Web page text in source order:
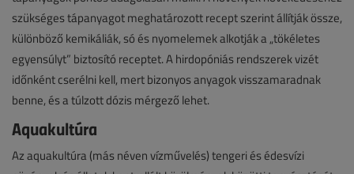
szükséges tápanyagot meghatározott recept szerint állítják össze,
különböző kemikáliák, só és nyomelemek alkotják a „tökéletes
egyensúlyt” biztosító receptet. A hirdopóniás rendszerek vizét
időnként cserélni kell, mert bizonyos anyagok visszamaradnak
benne, és a túlzott dózis mérgező lehet.
Aquakultúra
Az aquakultúra (más néven vízművelés) tengeri és édesvízi